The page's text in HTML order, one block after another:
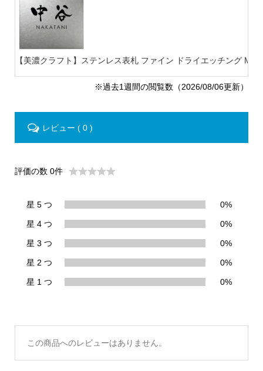
【美濃クラフト】ステンレス表札 ファイン ドライエッチング MB-
※過去1週間の閲覧数（2026/08/06更新）
レビュー ( 0 )
評価の数 0件
星 5 つ 0%
星 4 つ 0%
星 3 つ 0%
星 2 つ 0%
星 1 つ 0%
この商品へのレビューはありません。